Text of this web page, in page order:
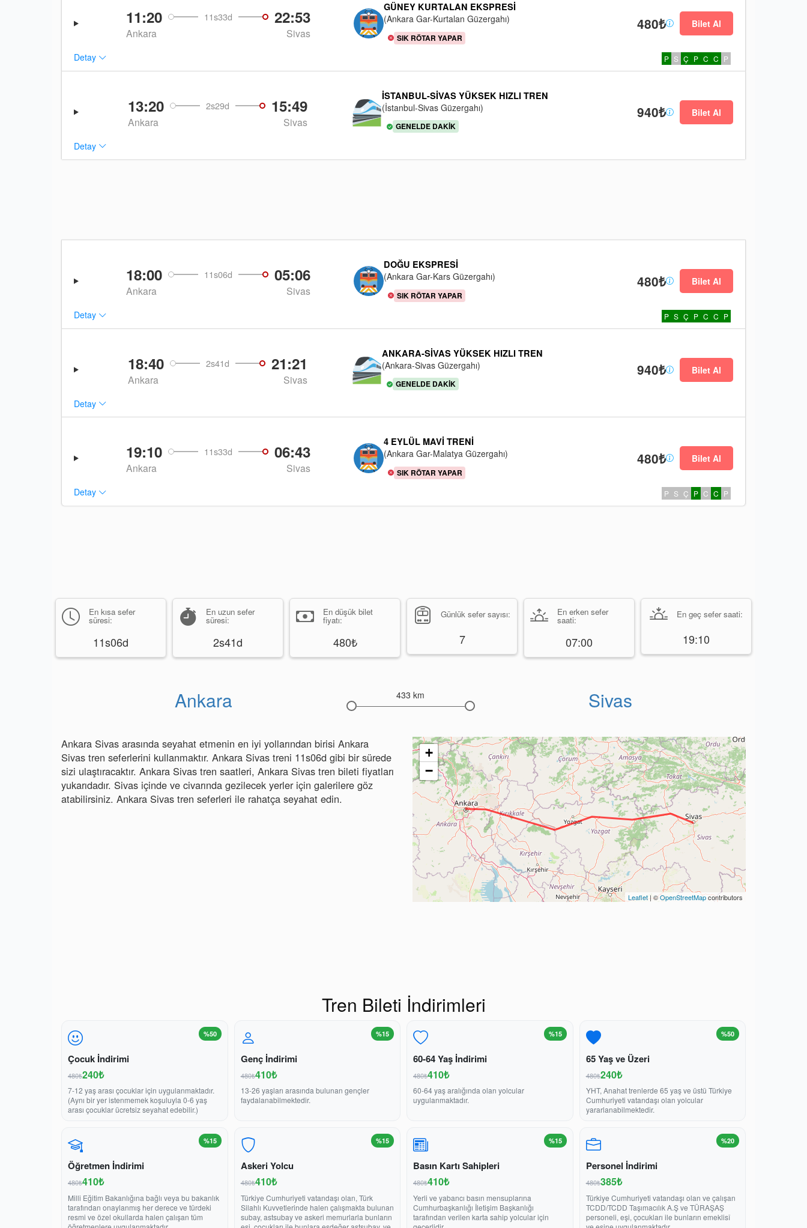
11:20 11s33d 22:53
Ankara Sivas
GÜNEY KURTALAN EKSPRESI
(Ankara Gar-Kurtalan Güzergahı)
SIK RÖTAR YAPAR
480₺ Bilet Al
Detay P S Ç P C C P
13:20 2s29d 15:49
Ankara Sivas
İSTANBUL-SIVAS YÜKSEK HIZLI TREN
(İstanbul-Sivas Güzergahı)
GENELDE DAKIK
940₺ Bilet Al
Detay
18:00 11s06d 05:06
Ankara Sivas
DOĞU EKSPRESI
(Ankara Gar-Kars Güzergahı)
SIK RÖTAR YAPAR
480₺ Bilet Al
Detay P S Ç P C C P
18:40 2s41d 21:21
Ankara Sivas
ANKARA-SIVAS YÜKSEK HIZLI TREN
(Ankara-Sivas Güzergahı)
GENELDE DAKIK
940₺ Bilet Al
Detay
19:10 11s33d 06:43
Ankara Sivas
4 EYLÜL MAVI TRENI
(Ankara Gar-Malatya Güzergahı)
SIK RÖTAR YAPAR
480₺ Bilet Al
Detay P S Ç P C C P
En kısa sefer
süresi:
11s06d
En uzun sefer
süresi:
2s41d
En düşük bilet
fiyatı:
480₺
Günlük sefer sayısı:
7
En erken sefer
saati:
07:00
En geç sefer saati:
19:10
Ankara 433 km Sivas
Ankara Sivas arasında seyahat etmenin en iyi yollarından birisi Ankara
Sivas tren seferlerini kullanmaktır. Ankara Sivas treni 11s06d gibi bir sürede
sizi ulaştıracaktır. Ankara Sivas tren saatleri, Ankara Sivas tren bileti fiyatları
yukarıdadır. Sivas içinde ve civarında gezilecek yerler için galerilere göz
atabilirsiniz. Ankara Sivas tren seferleri ile rahatça seyahat edin.
+
−
Leaflet| ©OpenStreetMapcontributors
Tren Bileti İndirimleri
%50
Çocuk İndirimi
480₺240₺
7-12 yaş arası çocuklar için uygulanmaktadır.
(Aynı bir yer istenmemek koşuluyla 0-6 yaş
arası çocuklar ücretsiz seyahat edebilir.)
%15
Genç İndirimi
480₺410₺
13-26 yaşları arasında bulunan gençler
faydalanabilmektedir.
%15
60-64 Yaş İndirimi
480₺410₺
60-64 yaş aralığında olan yolcular
uygulanmaktadır.
%50
65 Yaş ve Üzeri
480₺240₺
YHT, Anahat trenlerde 65 yaş ve üstü Türkiye
Cumhuriyeti vatandaşı olan yolcular
yararlanabilmektedir.
%15
Öğretmen İndirimi
480₺410₺
Milli Eğitim Bakanlığına bağlı veya bu bakanlık
tarafından onaylanmış her derece ve türdeki
resmi ve özel okullarda halen çalışan tüm
%15
Askeri Yolcu
480₺410₺
Türkiye Cumhuriyeti vatandaşı olan, Türk
Silahlı Kuvvetlerinde halen çalışmakta bulunan
subay, astsubay ve askeri memurlarla bunların
%15
Basın Kartı Sahipleri
480₺410₺
Yerli ve yabancı basın mensuplarına
Cumhurbaşkanlığı İletişim Başkanlığı
tarafından verilen karta sahip yolcular için
%20
Personel İndirimi
480₺385₺
Türkiye Cumhuriyeti vatandaşı olan ve çalışan
TCDD/TCDD Taşımacılık A.Ş ve TÜRAŞAŞ
personeli, eşi, çocukları ile bunların emeklisî